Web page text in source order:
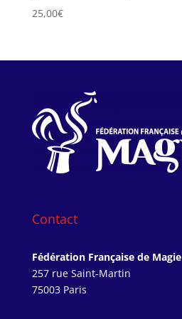
25,00€
Contact
Fédération Française de Magie
257 rue Saint-Martin
75003 Paris